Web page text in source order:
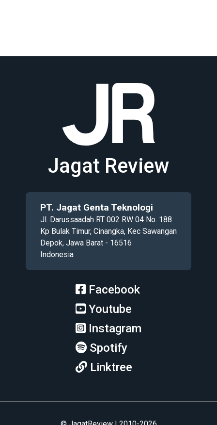
Jagat Review
PT. Jagat Genta Teknologi
Jl. Darussaadah RT 002 RW 04 No. 188
Kp Bulak Timur, Cinangka, Kec Sawangan
Depok, Jawa Barat - 16516
Indonesia
Facebook
Youtube
Instagram
Spotify
Linktree